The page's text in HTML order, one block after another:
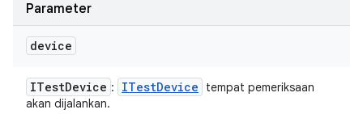
Parameter
device
ITestDevice : ITestDevice
tempat pemeriksaan
akan dijalankan.